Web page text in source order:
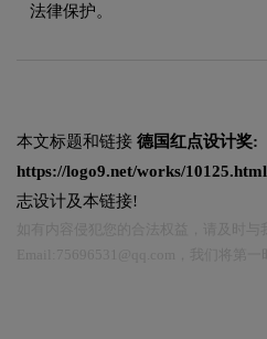
法律保护。
本文标题和链接 德国红点设计奖:
https://logo9.net/works/10125.html
志设计及本链接!